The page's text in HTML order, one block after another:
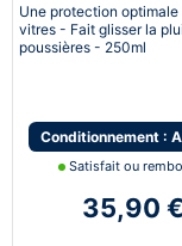
Une protection optimale
vitres - Fait glisser la
poussières - 250ml
Conditionnement :
Satisfait ou
35,90 €